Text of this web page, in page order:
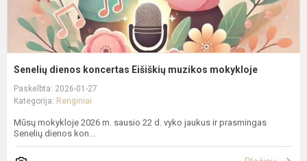
Senelių dienos koncertas Eišiškių muzikos mokykloje
Paskelbta: 2026-01-27
Kategorija: Renginiai
Mūsų mokykloje 2026 m. sausio 22 d. vyko jaukus ir prasmingas
Senelių dienos kon...